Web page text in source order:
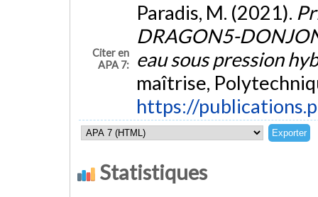
Citer en
APA 7:
Paradis, M. (2021).
DRAGON5-
eau sous pression
maîtrise,
https://
Statistiques